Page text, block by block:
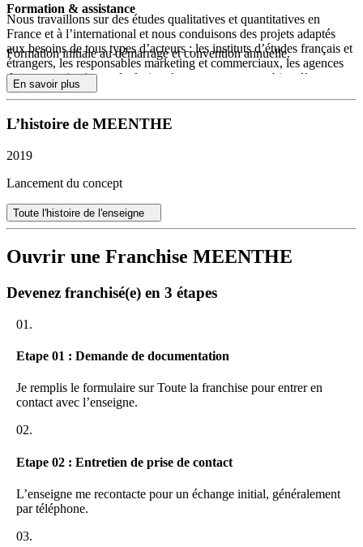
Nous travaillons sur des études qualitatives et quantitatives en
France et à l’international et nous conduisons des projets adaptés
aux besoins de tous types d’acteurs : les instituts d’études français et
étrangers, les responsables marketing et commerciaux, les agences
de communication et de design, les entrepreneurs et bien d’autres
encore.
Aujourd’hui notre équipe est présente en France, en Europe, en
Formation & assistance
Formation initiale au démarrage et convention annuelle.
En savoir plus
L’histoire de MEENTHE
2019
Lancement du concept
Toute l'histoire de l'enseigne
Ouvrir une Franchise MEENTHE
Devenez franchisé(e) en 3 étapes
01.
Etape 01 : Demande de documentation
Je remplis le formulaire sur Toute la franchise pour entrer en
contact avec l’enseigne.
02.
Etape 02 : Entretien de prise de contact
L’enseigne me recontacte pour un échange initial, généralement
par téléphone.
03.